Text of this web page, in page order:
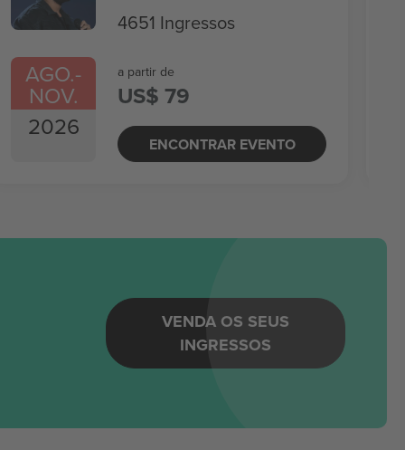
AGO.-
NOV.
2026
4651 Ingressos
a partir de
US$ 79
ENCONTRAR EVENTO
VENDA OS SEUS
INGRESSOS